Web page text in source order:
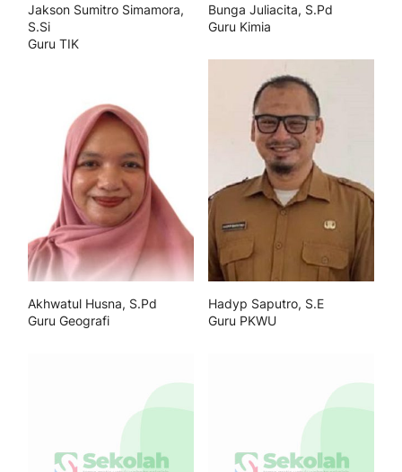
Jakson Sumitro Simamora,
S.Si
Guru TIK
Bunga Juliacita, S.Pd
Guru Kimia
Akhwatul Husna, S.Pd
Guru Geografi
Hadyp Saputro, S.E
Guru PKWU